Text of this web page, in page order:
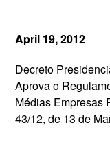
April 19, 2012
Decreto
Aprova o
Médias Empresas
43/12, de 13 de